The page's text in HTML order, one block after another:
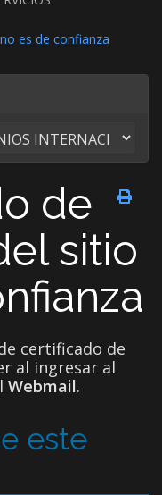
es de confianza
de
sitio
certificado de
al ingresar al
Webmail.
este